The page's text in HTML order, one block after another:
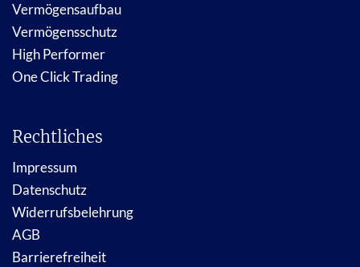
Vermögensaufbau
Vermögensschutz
High Performer
One Click Trading
Rechtliches
Impressum
Datenschutz
Widerrufsbelehrung
AGB
Barrierefreiheit